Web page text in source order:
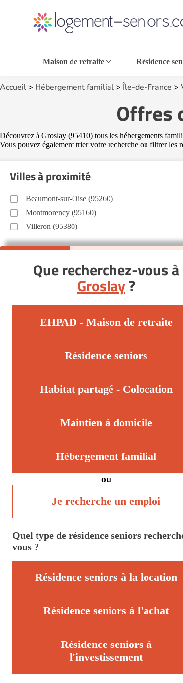
Maison de retraite Résidence
Accueil> Hébergement familial> Île-de-France >
Offres
Découvrez à Groslay (95410) tous les hébergements
Vous pouvez également trier votre recherche ou filtrer les
Villes à proximité
Beaumont-sur-Oise (95260)
Montmorency (95160)
Villeron (95380)
Que recherchez-vous à
Groslay?
EHPAD - Maison de retraite
Résidence seniors
Habitat partagé - Colocation
Maintien à domicile
Hébergement familial
ou
Je recherche un emploi
Quel type de résidence seniors
vous ?
Résidence seniors à la location
Résidence seniors à l'achat
Résidence seniors à
l'investissement